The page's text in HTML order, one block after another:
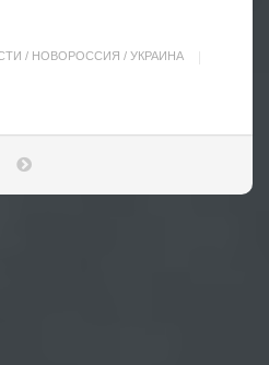
/ НОВОРОССИЯ / УКРАИНА